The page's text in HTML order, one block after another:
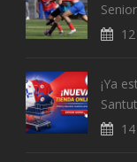
¡Ya